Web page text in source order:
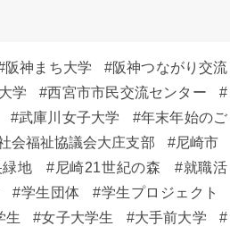
阪神まち大学
阪神つながり交流
学
西宮市市民交流センター
武庫川女子大学
年末年始のご
会福祉協議会大庄支部
尼崎市
緑地
尼崎21世紀の森
就職活
学生団体
学生プロジェクト
生 女子大学生
大手前大学